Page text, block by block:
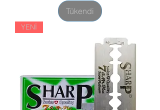
Tükendi
YENİ